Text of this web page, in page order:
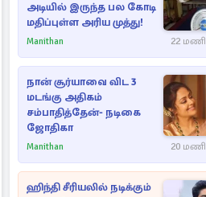
அடியில் இருந்த பல கோடி
மதிப்புள்ள அரிய முத்து!
Manithan 22
நான் சூர்யாவை விட 3
மடங்கு அதிகம்
சம்பாதித்தேன்- நடிகை
ஜோதிகா
Manithan 20
ஹிந்தி சீரியலில் நடிக்கும்